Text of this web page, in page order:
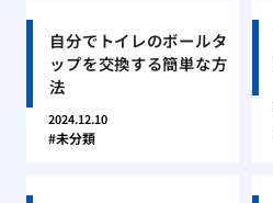
自分でトイレのボールタ
ップを交換する簡単な方
法
2024.12.10
未分類